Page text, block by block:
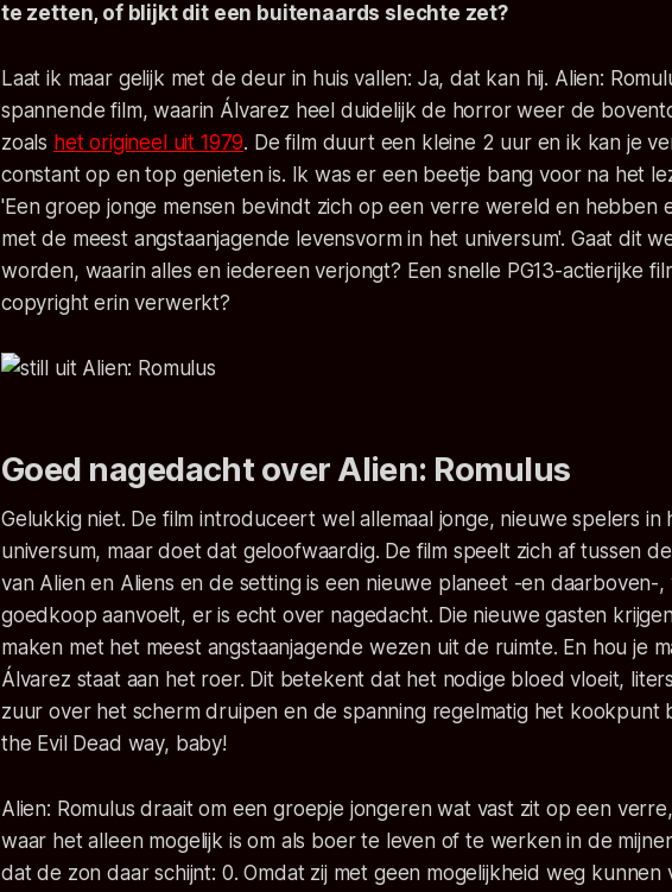
te zetten, of blijkt dit een buitenaards slechte zet?
Laat ik maar gelijk met de deur in huis vallen: Ja, dat kan hij. Alien:
spannende film, waarin Álvarez heel duidelijk de horror weer de
zoals het origineel uit 1979. De film duurt een kleine 2 uur en ik kan je
constant op en top genieten is. Ik was er een beetje bang voor na het
'Een groep jonge mensen bevindt zich op een verre wereld en hebben
met de meest angstaanjagende levensvorm in het universum'. Gaat dit
worden, waarin alles en iedereen verjongt? Een snelle PG13-actierijke
copyright erin verwerkt?
Goed nagedacht over Alien: Romulus
Gelukkig niet. De film introduceert wel allemaal jonge, nieuwe spelers in
universum, maar doet dat geloofwaardig. De film speelt zich af tussen
van Alienen Aliens en de setting is een nieuwe planeet -en daarboven-
goedkoop aanvoelt, er is echt over nagedacht. Die nieuwe gasten
maken met het meest angstaanjagende wezen uit de ruimte. En hou je
Álvarez staat aan het roer. Dit betekent dat het nodige bloed vloeit,
zuur over het scherm druipen en de spanning regelmatig het kookpunt
the Evil Dead way, baby!
Alien: Romulus draait om een groepje jongeren wat vast zit op een
waar het alleen mogelijk is om als boer te leven of te werken in de
dat de zon daar schijnt: 0. Omdat zij met geen mogelijkheid weg kunnen